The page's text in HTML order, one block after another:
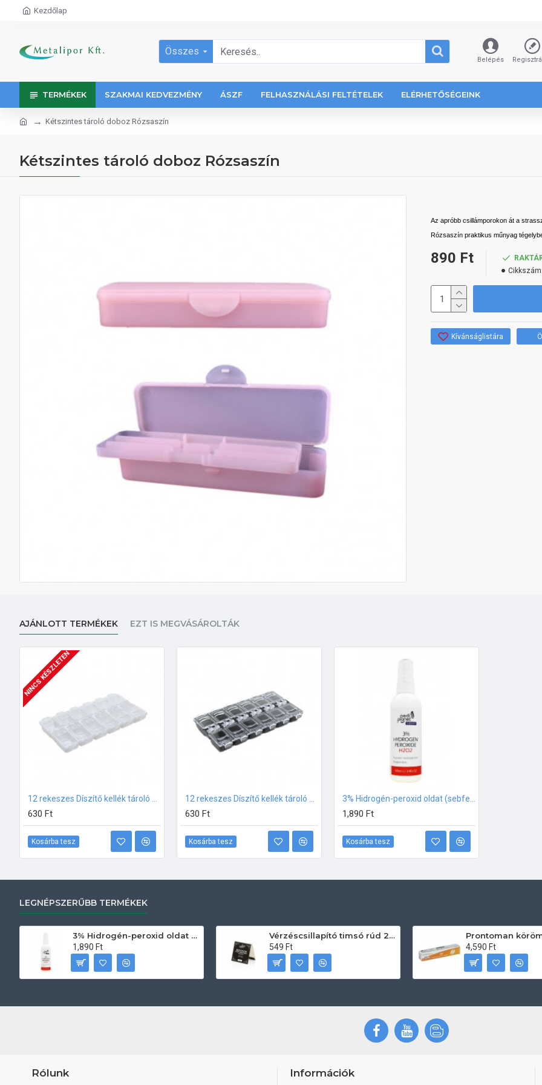
Kezdőlap
Összes
Belépés
TERMÉKEK SZAKMAI KEDVEZMÉNY ÁSZF FELHASZNÁLÁSI FELTÉTELEK ELÉRHETŐSÉGEINK
Kétszintes tároló doboz Rózsaszín
Kétszintes tároló doboz Rózsaszín
Az apróbb csillámporokon át a
Rózsaszín praktikus műnyag
890 Ft
Cikkszám:
Kívánságlistára
AJÁNLOTT TERMÉKEK EZT IS MEGVÁSÁROLTÁK
NINCS KÉSZLETEN
630 Ft
Kosárba tesz
630 Ft
Kosárba tesz
1,890 Ft
Kosárba tesz
LEGNÉPSZERŰBB TERMÉKEK
3% Hidrogén-peroxid oldat (sebfertőtlenítő) 100ml
1,890 Ft
Vérzéscsillapító timsó rúd 20db
549 Ft
4,590 Ft
Rólunk Információk